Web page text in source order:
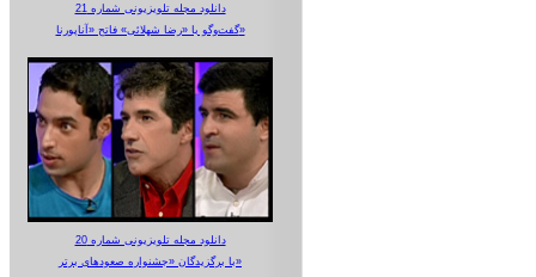
دانلود مجله تلویزیونی شماره 21
گفت‌وگو با «رضا شهلائی» فاتح «آناپورنا»
دانلود مجله تلویزیونی شماره 20
با برگزیدگان «جشنواره صعودهای برتر»